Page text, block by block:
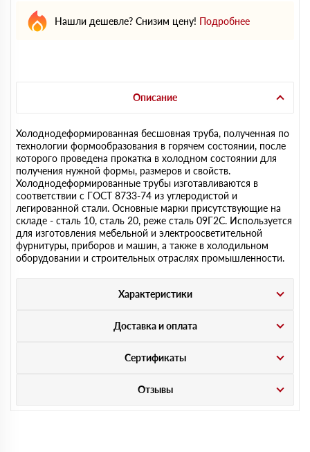
Нашли дешевле? Снизим цену! Подробнее
Описание
Холоднодеформированная бесшовная труба, полученная по
технологии формообразования в горячем состоянии, после
которого проведена прокатка в холодном состоянии для
получения нужной формы, размеров и свойств.
Холоднодеформированные трубы изготавливаются в
соответствии с ГОСТ 8733-74 из углеродистой и
легированной стали. Основные марки присутствующие на
складе - сталь 10, сталь 20, реже сталь 09Г2С. Используется
для изготовления мебельной и электроосветительной
фурнитуры, приборов и машин, а также в холодильном
оборудовании и строительных отраслях промышленности.
Характеристики
Доставка и оплата
Сертификаты
Отзывы